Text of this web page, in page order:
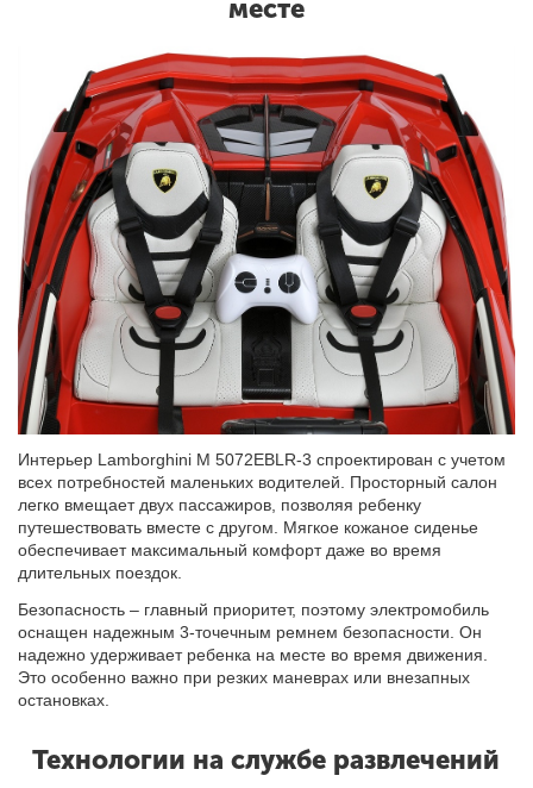
месте
Интерьер Lamborghini M 5072EBLR-3 спроектирован с учетом
всех потребностей маленьких водителей. Просторный салон
легко вмещает двух пассажиров, позволяя ребенку
путешествовать вместе с другом. Мягкое кожаное сиденье
обеспечивает максимальный комфорт даже во время
длительных поездок.
Безопасность – главный приоритет, поэтому электромобиль
оснащен надежным 3-точечным ремнем безопасности. Он
надежно удерживает ребенка на месте во время движения.
Это особенно важно при резких маневрах или внезапных
остановках.
Технологии на службе развлечений